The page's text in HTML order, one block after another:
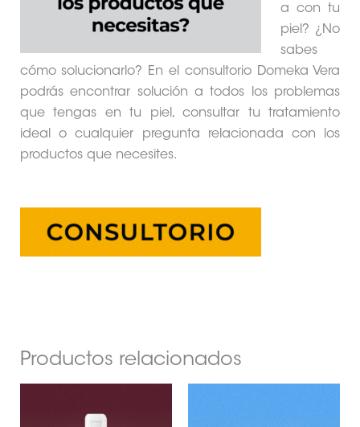
a con tu
piel? ¿No
sabes
cómo solucionarlo? En el consultorio Domeka Vera
podrás encontrar solución a todos los problemas
que tengas en tu piel, consultar tu tratamiento
ideal o cualquier pregunta relacionada con los
productos que necesites.
Productos relacionados